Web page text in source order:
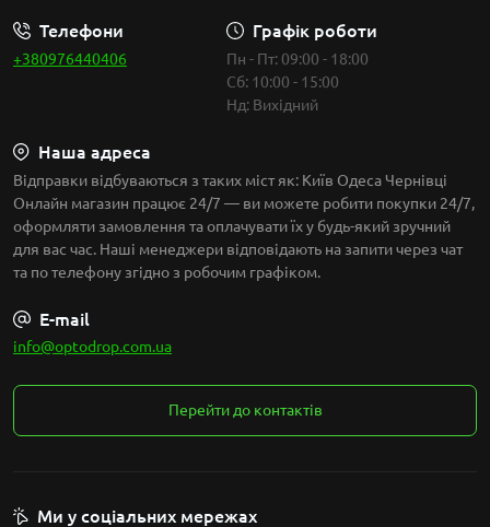
Телефони
+380976440406
Графік роботи
Пн - Пт: 09:00 - 18:00
Сб: 10:00 - 15:00
Нд: Вихідний
Наша адреса
Відправки відбуваються з таких міст як: Київ Одеса Чернівці
Онлайн магазин працює 24/7 — ви можете робити покупки 24/7,
оформляти замовлення та оплачувати їх у будь-який зручний
для вас час. Наші менеджери відповідають на запити через чат
та по телефону згідно з робочим графіком.
E-mail
info@optodrop.com.ua
Перейти до контактів
Ми у соціальних мережах